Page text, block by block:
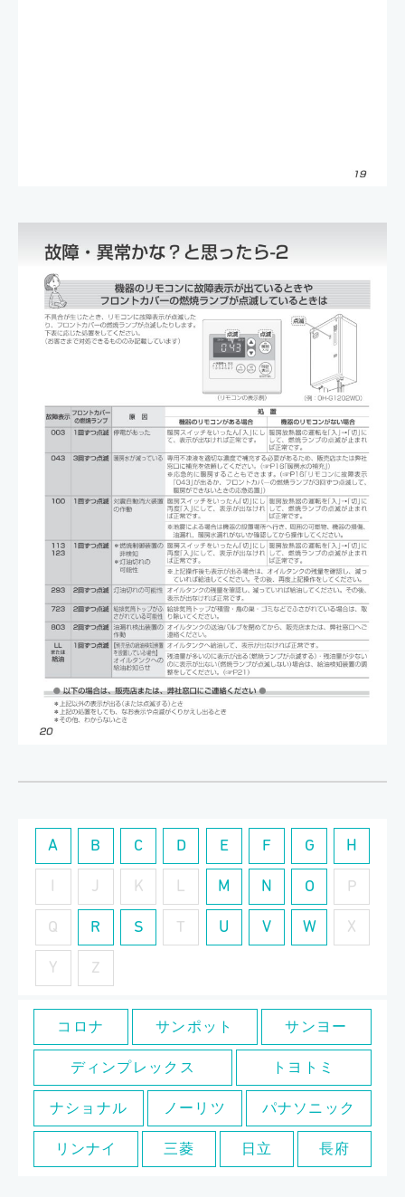
A B C D E F G H
J K L M N O P
Q R S T U V W X
Y Z
コロナ サンポット サンヨー
ディンプレックス トヨトミ
ナショナル ノーリツ パナソニック
リンナイ 三菱 日立 長府